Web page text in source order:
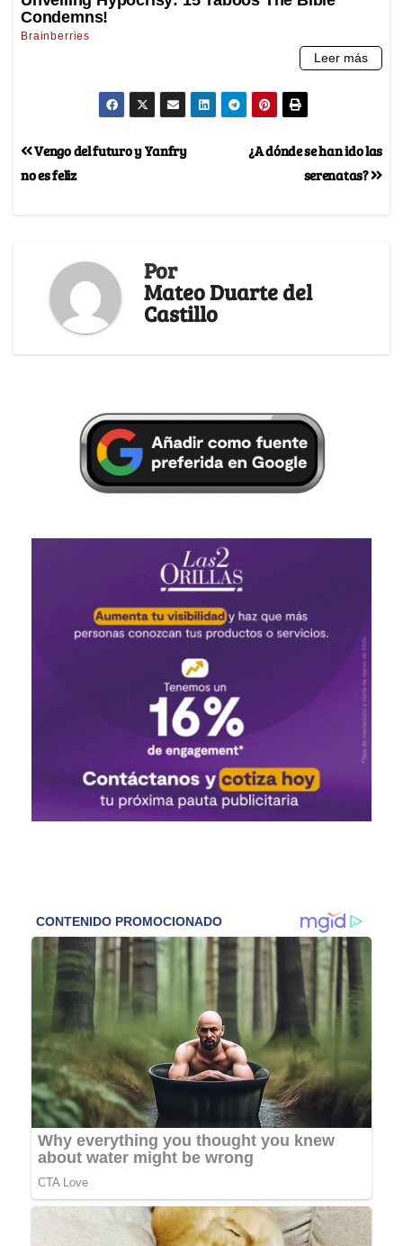
¿A dónde se han ido las
serenatas?
Vengo del futuro y Yanfry
no es feliz
Por
Mateo Duarte del
Castillo